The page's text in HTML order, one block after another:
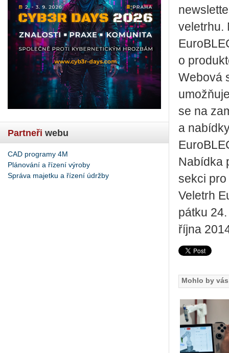
Partneři webu
CAD programy 4M
Plánování a řízení výroby
Správa majetku a řízení údržby
veletrhu.
o
Webová
se na
a
Nabídka
sekci
Veletrh
pátku
října
Mohlo by